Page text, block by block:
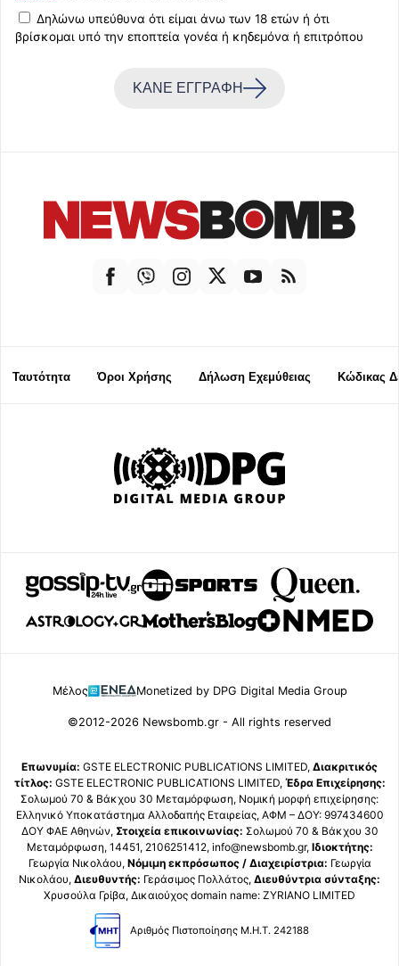
Δηλώνω υπεύθυνα ότι είμαι άνω των 18 ετών ή ότι
βρίσκομαι υπό την εποπτεία γονέα ή κηδεμόνα ή επιτρόπου
ΚΑΝΕ ΕΓΓΡΑΦΗ
Ταυτότητα Όροι Χρήσης Δήλωση Εχεμύθειας Κώδικας
Μέλος Monetized by DPG Digital Media Group
©2012-2026 Newsbomb.gr - All rights reserved
Επωνυμία: GSTE ELECTRONIC PUBLICATIONS LIMITED, Διακριτικός
τίτλος: GSTE ELECTRONIC PUBLICATIONS LIMITED, Έδρα Επιχείρησης:
Σολωμού 70 & Βάκχου 30 Μεταμόρφωση, Νομική μορφή επιχείρησης:
Ελληνικό Υποκατάστημα Αλλοδαπής Εταιρείας, ΑΦΜ – ΔΟΥ: 997434600
ΔΟΥ ΦΑΕ Αθηνών, Στοιχεία επικοινωνίας: Σολωμού 70 & Βάκχου 30
Μεταμόρφωση, 14451, 2106251412, info@newsbomb.gr, Ιδιοκτήτης:
Γεωργία Νικολάου, Νόμιμη εκπρόσωπος / Διαχειρίστρια: Γεωργία
Νικολάου, Διευθυντής: Γεράσιμος Πολλάτος, Διευθύντρια σύνταξης:
Χρυσούλα Γρίβα, Δικαιούχος domain name: ZYRIANO LIMITED
Αριθμός Πιστοποίησης Μ.Η.Τ. 242188